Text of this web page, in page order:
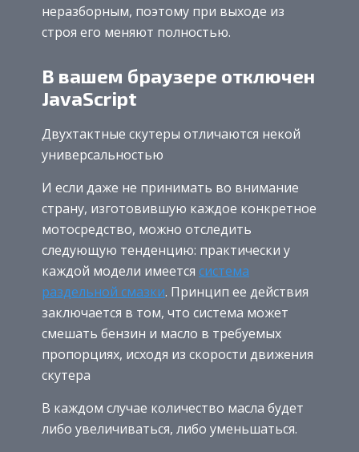
неразборным, поэтому при выходе из
строя его меняют полностью.
В вашем браузере отключен
JavaScript
Двухтактные скутеры отличаются некой
универсальностью
И если даже не принимать во внимание
страну, изготовившую каждое конкретное
мотосредство, можно отследить
следующую тенденцию: практически у
каждой модели имеется система
раздельной смазки. Принцип ее действия
заключается в том, что система может
смешать бензин и масло в требуемых
пропорциях, исходя из скорости движения
скутера
В каждом случае количество масла будет
либо увеличиваться, либо уменьшаться.